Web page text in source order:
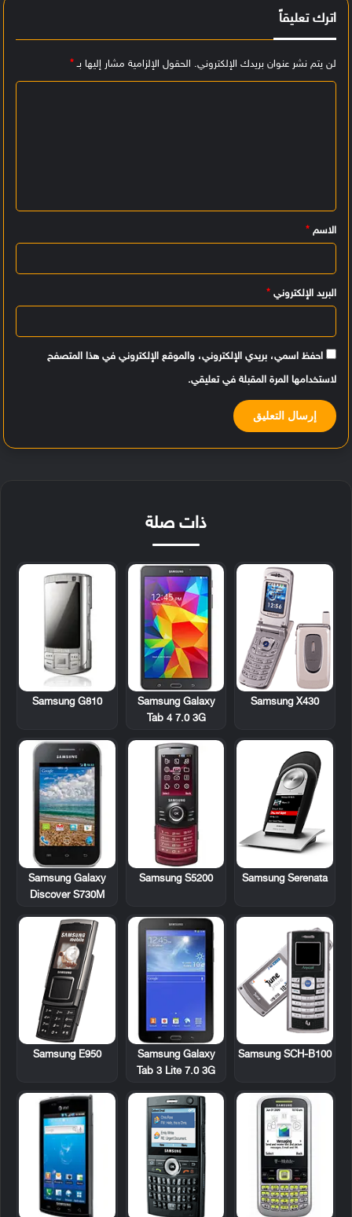
اترك تعليقاً
لن يتم نشر عنوان بريدك الإلكتروني. الحقول الإلزامية مشار إليها بـ*
ي
ق
الاسم *
البريد الإلكتروني *
احفظ اسمي، بريدي الإلكتروني، والموقع الإلكتروني في هذا المتصفح
لاستخدامها المرة المقبلة في تعليقي.
ذات صلة
Samsung X430
Samsung Galaxy
Tab 4 7.0 3G
Samsung G810
Samsung Serenata
Samsung S5200
Samsung Galaxy
Discover S730M
Samsung SCH-B100
Samsung Galaxy
Tab 3 Lite 7.0 3G
Samsung E950